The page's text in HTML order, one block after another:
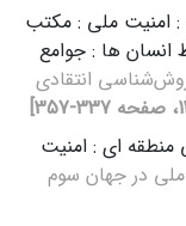
: امنیت ملی : مکتب
انسان ها : جوامع
انتقادی‌
ای : امنیت
در جهان‌ سوم‌